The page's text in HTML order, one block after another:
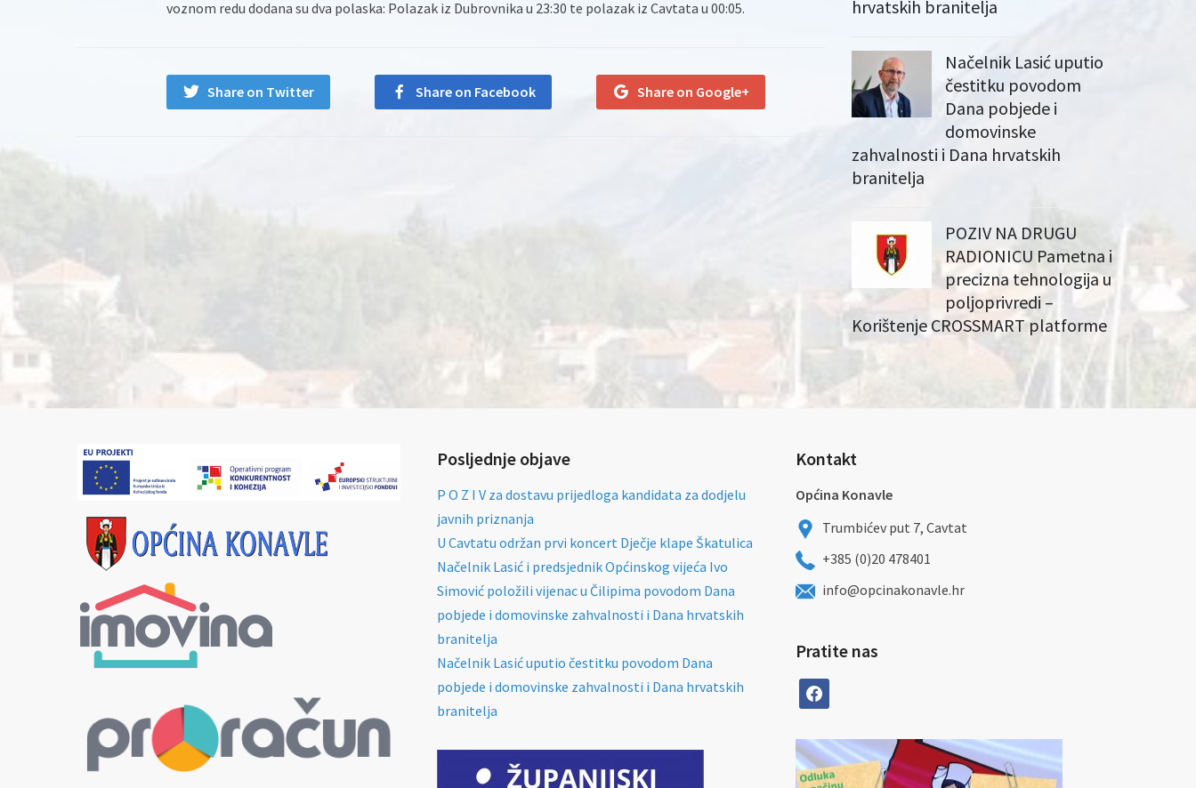
voznom redu dodana su dva polaska: Polazak iz Dubrovnika u 23:30 te polazak iz Cavtata u 00:05.
Share on Twitter Share on Facebook Share on Google+
hrvatskih branitelja
Načelnik Lasić uputio
čestitku povodom
Dana pobjede i
domovinske
zahvalnosti i Dana hrvatskih
branitelja
POZIV NA DRUGU
RADIONICU Pametna i
precizna tehnologija u
poljoprivredi –
Korištenje CROSSMART platforme
Posljednje objave
P O Z I V za dostavu prijedloga kandidata za dodjelu
javnih priznanja
U Cavtatu održan prvi koncert Dječje klape Škatulica
Načelnik Lasić i predsjednik Općinskog vijeća Ivo
Simović položili vijenac u Čilipima povodom Dana
pobjede i domovinske zahvalnosti i Dana hrvatskih
branitelja
Načelnik Lasić uputio čestitku povodom Dana
pobjede i domovinske zahvalnosti i Dana hrvatskih
branitelja
Kontakt
Općina Konavle
Trumbićev put 7, Cavtat
+385 (0)20 478401
info@opcinakonavle.hr
Pratite nas
facebook